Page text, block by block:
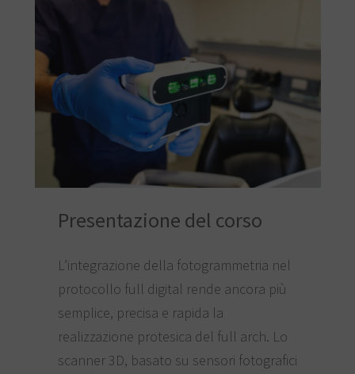
Presentazione del corso
L’integrazione della fotogrammetria nel
protocollo full digital rende ancora più
semplice, precisa e rapida la
realizzazione protesica del full arch. Lo
scanner 3D, basato su sensori fotografici